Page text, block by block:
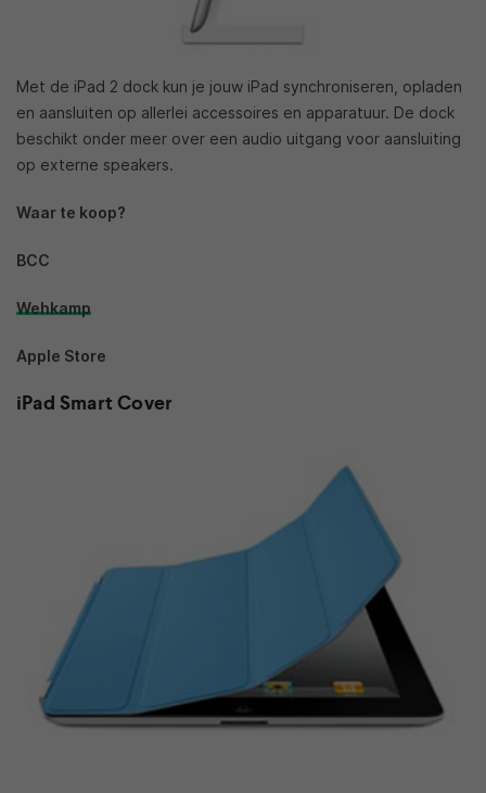
Met de iPad 2 dock kun je jouw iPad synchroniseren, opladen
en aansluiten op allerlei accessoires en apparatuur. De dock
beschikt onder meer over een audio uitgang voor aansluiting
op externe speakers.
Waar te koop?
BCC
Wehkamp
Apple Store
iPad Smart Cover